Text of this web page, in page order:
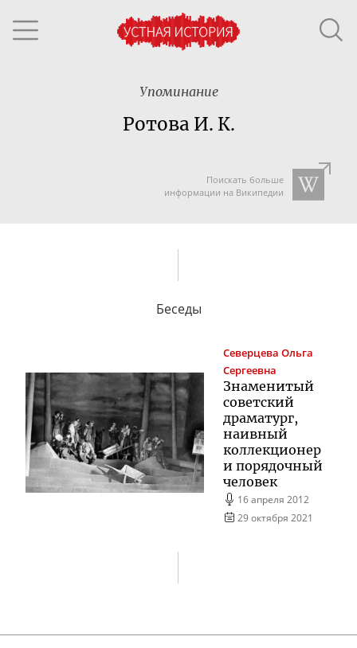
Упоминание
Ротова И. К.
Поискать больше
информации на Википедии
Беседы
Северцева Ольга
Сергеевна
Знаменитый
советский
драматург,
наивный
коллекционер
и порядочный
человек
16 апреля 2012
29 октября 2021